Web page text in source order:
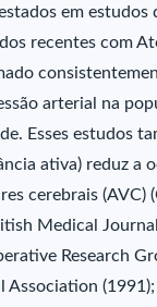
em estudos
recentes com
arterial na
Esses estudos
ativa) reduz a
cerebrais (AVC)
Medical
Research
Association